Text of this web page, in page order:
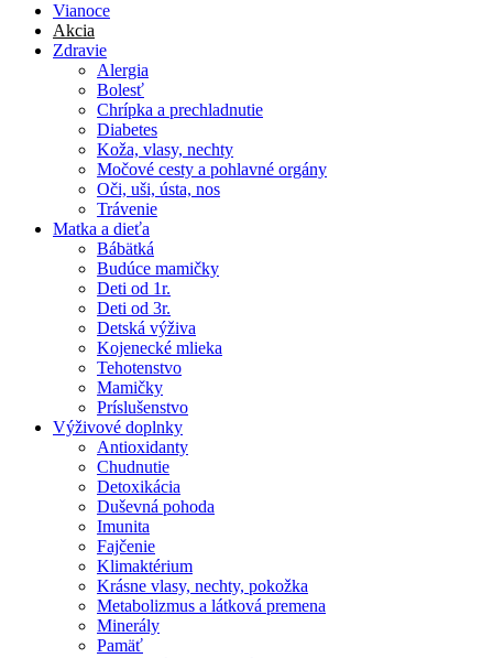
Vianoce
Akcia
Zdravie
Alergia
Bolesť
Chrípka a prechladnutie
Diabetes
Koža, vlasy, nechty
Močové cesty a pohlavné orgány
Oči, uši, ústa, nos
Trávenie
Matka a dieťa
Bábätká
Budúce mamičky
Deti od 1r.
Deti od 3r.
Detská výživa
Kojenecké mlieka
Tehotenstvo
Mamičky
Príslušenstvo
Výživové doplnky
Antioxidanty
Chudnutie
Detoxikácia
Duševná pohoda
Imunita
Fajčenie
Klimaktérium
Krásne vlasy, nechty, pokožka
Metabolizmus a látková premena
Minerály
Pamäť